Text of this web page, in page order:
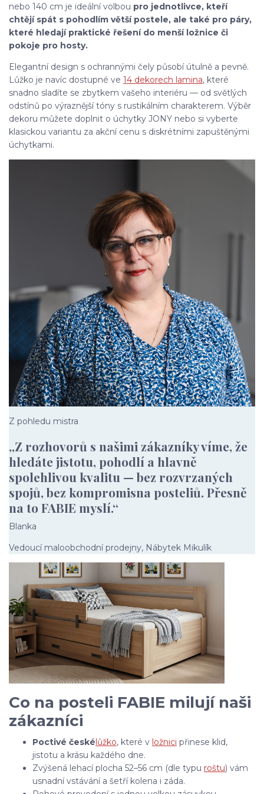
nebo 140 cm je ideální volbou pro jednotlivce, kteří
chtějí spát s pohodlím větší postele, ale také pro páry,
které hledají praktické řešení do menší ložnice či
pokoje pro hosty.
Elegantní design s ochrannými čely působí útulně a pevně.
Lůžko je navíc dostupné ve 14 dekorech lamina, které
snadno sladíte se zbytkem vašeho interiéru — od světlých
odstínů po výraznější tóny s rustikálním charakterem. Výběr
dekoru můžete doplnit o úchytky JONY nebo si vyberte
klasickou variantu za akční cenu s diskrétními zapuštěnými
úchytkami.
Z pohledu mistra
„Z rozhovorů s našimi zákazníky víme, že
hledáte jistotu, pohodlí a hlavně
spolehlivou kvalitu — bez rozvrzaných
spojů, bez kompromisna posteliů. Přesně
na to FABIE myslí.“
Blanka
Vedoucí maloobchodní prodejny, Nábytek Mikulík
Co na posteli FABIE milují naši
zákazníci
Poctivé českélůžko, které v ložnici přinese klid,
jistotu a krásu každého dne.
Zvýšená lehací plocha 52–56 cm (dle typu roštu) vám
usnadní vstávání a šetří kolena i záda.